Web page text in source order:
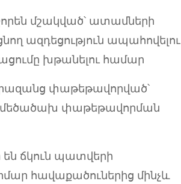
մշակված՝ ատամների
ազդեցություն ապահովելու
խթանելու համար
փաթեթավորված՝
փաթեթավորման
ճկուն պատվերի
հավաքածուներից մինչև